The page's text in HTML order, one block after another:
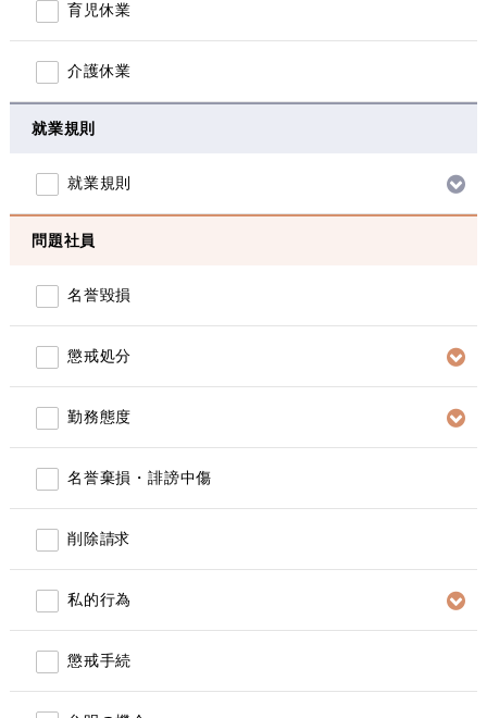
育児休業
介護休業
就業規則
就業規則
問題社員
名誉毀損
懲戒処分
勤務態度
名誉棄損・誹謗中傷
削除請求
私的行為
懲戒手続